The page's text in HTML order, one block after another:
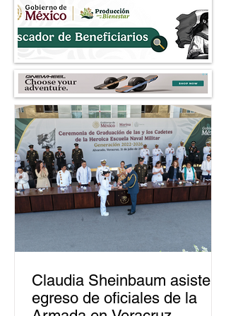
Claudia Sheinbaum asiste a
egreso de oficiales de la